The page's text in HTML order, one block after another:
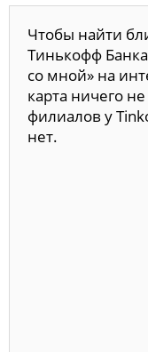
Чтобы найти
Тинькофф
со мной» на
карта ничего
филиалов у
нет.